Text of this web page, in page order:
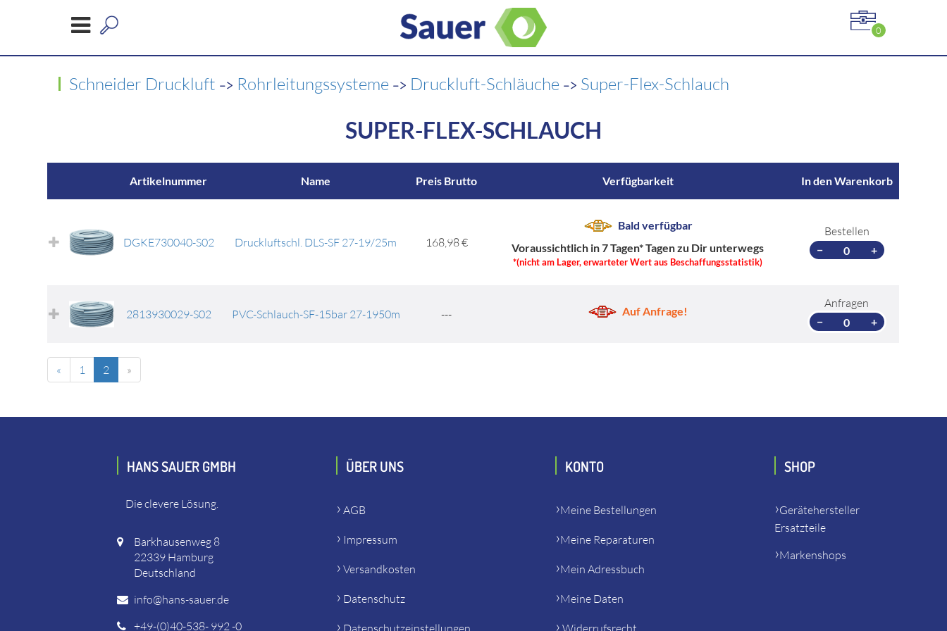
0
Schneider Druckluft -> Rohrleitungssysteme -> Druckluft-Schläuche -> Super-Flex-Schlauch
SUPER-FLEX-SCHLAUCH
Artikelnummer Name Preis Brutto Verfügbarkeit In den Warenkorb
DGKE730040-S02 Druckluftschl. DLS-SF 27-19/25m 168,98 €
Bald verfügbar
Voraussichtlich in 7 Tagen*Tagen zu Dir unterwegs
*(nicht am Lager, erwarteter Wert aus Beschaffungsstatistik)
Bestellen
− +
2813930029-S02 PVC-Schlauch-SF-15bar 27-1950m --- Auf Anfrage!
Anfragen
− +
« 1 2 »
HANS SAUER GMBH
Die clevere Lösung.
Barkhausenweg 8
22339 Hamburg
Deutschland
info@hans-sauer.de
+49-(0)40-538- 992 -0
ÜBER UNS
AGB
Impressum
Versandkosten
Datenschutz
Datenschutzeinstellungen
KONTO
Meine Bestellungen
Meine Reparaturen
Mein Adressbuch
Meine Daten
Widerrufsrecht
SHOP
Gerätehersteller
Ersatzteile
Markenshops